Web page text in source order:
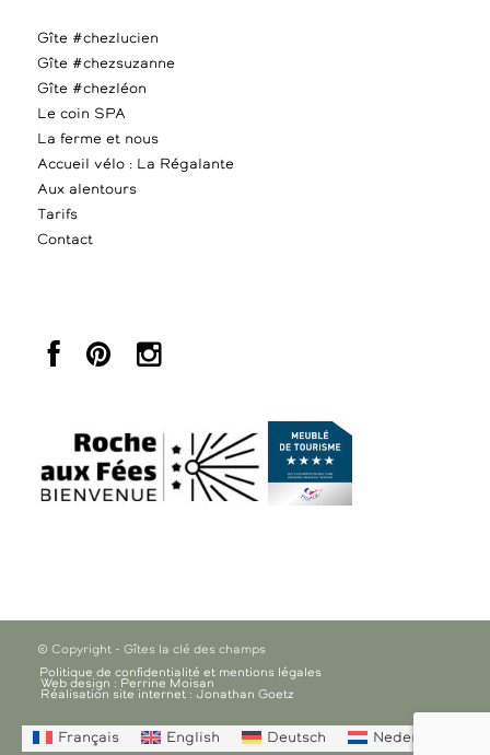
Gîte #chezlucien
Gîte #chezsuzanne
Gîte #chezléon
Le coin SPA
La ferme et nous
Accueil vélo : La Régalante
Aux alentours
Tarifs
Contact
© Copyright - Gîtes la clé des champs
Politique de confidentialité et mentions légales
Web design : Perrine Moisan
Réalisation site internet : Jonathan Goetz
Français English Deutsch Nederlands